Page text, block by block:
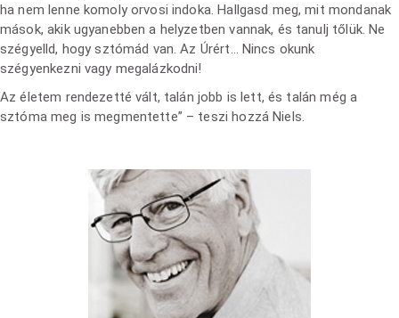
ha nem lenne komoly orvosi indoka. Hallgasd meg, mit mondanak
mások, akik ugyanebben a helyzetben vannak, és tanulj tőlük. Ne
szégyelld, hogy sztómád van. Az Úrért… Nincs okunk
szégyenkezni vagy megalázkodni!
Az életem rendezetté vált, talán jobb is lett, és talán még a
sztóma meg is megmentette” – teszi hozzá Niels.